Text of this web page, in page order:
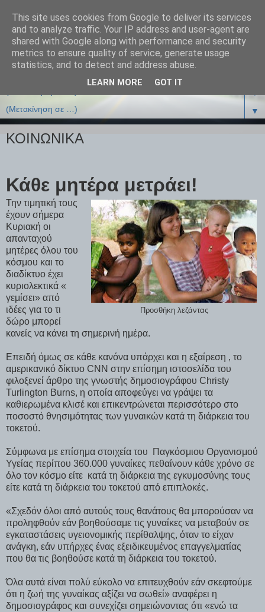
▼
▼
ΚΟΙΝΩΝΙΚΑ
Κάθε μητέρα μετράει!
Προσθήκη λεζάντας
Την τιμητική τους
έχουν σήμερα
Κυριακή οι
απανταχού
μητέρες όλου του
κόσμου και το
διαδίκτυο έχει
κυριολεκτικά «
γεμίσει» από
ιδέες για το τι
δώρο μπορεί
κανείς να κάνει τη σημερινή ημέρα.
Επειδή όμως σε κάθε κανόνα υπάρχει και η εξαίρεση , το
αμερικανικό δίκτυο CNN στην επίσημη ιστοσελίδα του
φιλοξενεί άρθρο της γνωστής δημοσιογράφου Christy
Turlington Burns, η οποία αποφεύγει να γράψει τα
καθιερωμένα κλισέ και επικεντρώνεται περισσότερο στο
ποσοστό θνησιμότητας των γυναικών κατά τη διάρκεια του
τοκετού.
Σύμφωνα με επίσημα στοιχεία του Παγκόσμιου Οργανισμού
Υγείας περίπου 360.000 γυναίκες πεθαίνουν κάθε χρόνο σε
όλο τον κόσμο είτε κατά τη διάρκεια της εγκυμοσύνης τους
είτε κατά τη διάρκεια του τοκετού από επιπλοκές.
«Σχεδόν όλοι από αυτούς τους θανάτους θα μπορούσαν να
προληφθούν εάν βοηθούσαμε τις γυναίκες να μεταβούν σε
εγκαταστάσεις υγειονομικής περίθαλψης, όταν το είχαν
ανάγκη, εάν υπήρχες ένας εξειδικευμένος επαγγελματίας
που θα τις βοηθούσε κατά τη διάρκεια του τοκετού.
Όλα αυτά είναι πολύ εύκολο να επιτευχθούν εάν σκεφτούμε
ότι η ζωή της γυναίκας αξίζει να σωθεί» αναφέρει η
δημοσιογράφος και συνεχίζει σημειώνοντας ότι «ενώ τα
This site uses cookies from Google to deliver its services
and to analyze traffic. Your IP address and user-agent are
shared with Google along with performance and security
metrics to ensure quality of service, generate usage
statistics, and to detect and address abuse.
LEARN MORE GOT IT